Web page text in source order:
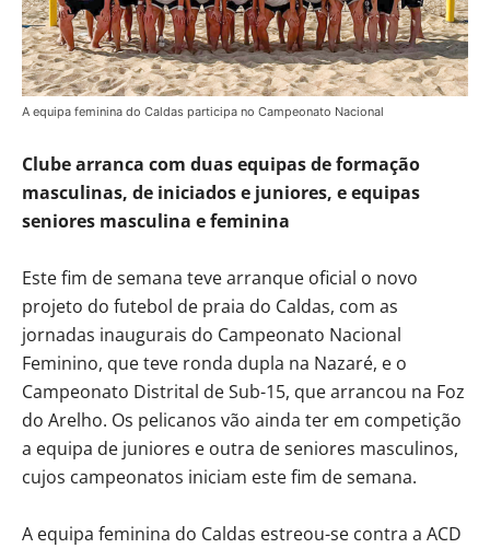
A equipa feminina do Caldas participa no Campeonato Nacional
Clube arranca com duas equipas de formação
masculinas, de iniciados e juniores, e equipas
seniores masculina e feminina
Este fim de semana teve arranque oficial o novo
projeto do futebol de praia do Caldas, com as
jornadas inaugurais do Campeonato Nacional
Feminino, que teve ronda dupla na Nazaré, e o
Campeonato Distrital de Sub-15, que arrancou na Foz
do Arelho. Os pelicanos vão ainda ter em competição
a equipa de juniores e outra de seniores masculinos,
cujos campeonatos iniciam este fim de semana.
A equipa feminina do Caldas estreou-se contra a ACD